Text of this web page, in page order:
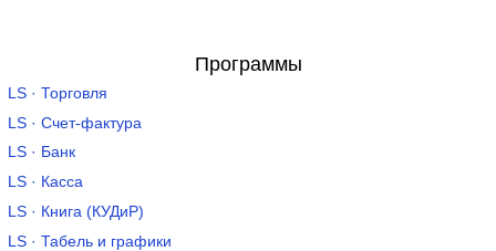
Программы
LS · Торговля
LS · Счет-фактура
LS · Банк
LS · Касса
LS · Книга (КУДиР)
LS · Табель и графики